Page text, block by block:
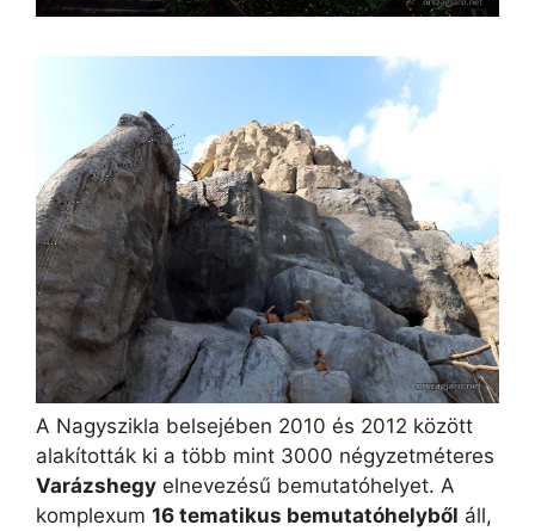
A Nagyszikla belsejében 2010 és 2012 között
alakították ki a több mint 3000 négyzetméteres
Varázshegy elnevezésű bemutatóhelyet. A
komplexum 16 tematikus bemutatóhelyből áll,